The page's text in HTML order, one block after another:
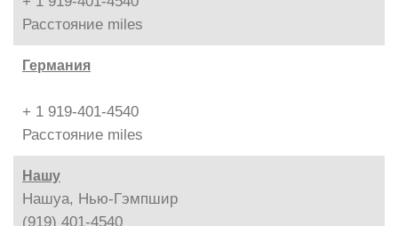
Расстояние miles
Германия
+ 1 919-401-4540
Расстояние miles
Нашу
Нашуа, Нью-Гэмпшир
(919) 401-4540